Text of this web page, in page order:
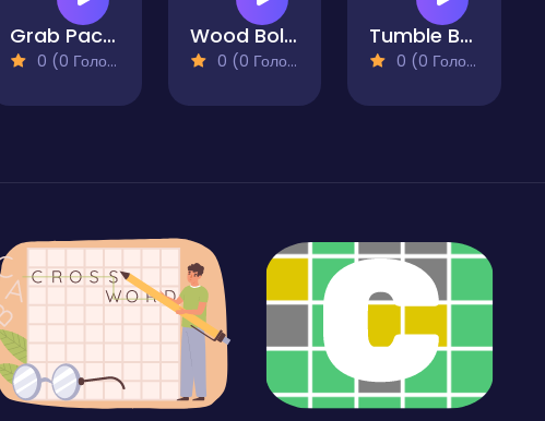
Grab Pack Playtime 2 Pro
0 (0 Голосів)
Wood Bolts - Bad
0 (0 Голосів)
Tumble Boat
0 (0 Голосів)